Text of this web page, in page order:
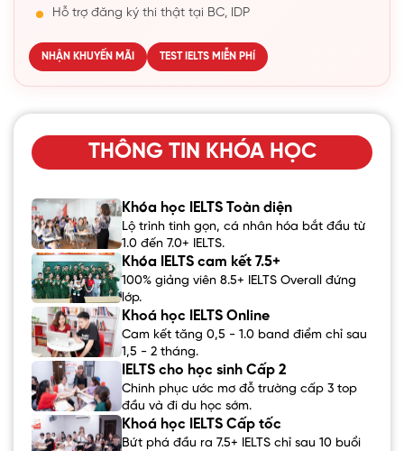
Hỗ trợ đăng ký thi thật tại BC, IDP
NHẬN KHUYẾN MÃI TEST IELTS MIỄN PHÍ
THÔNG TIN KHÓA HỌC
Khóa học IELTS Toàn diện
Lộ trình tinh gọn, cá nhân hóa bắt đầu từ
1.0 đến 7.0+ IELTS.
Khóa IELTS cam kết 7.5+
100% giảng viên 8.5+ IELTS Overall đứng
lớp.
Khoá học IELTS Online
Cam kết tăng 0,5 - 1.0 band điểm chỉ sau
1,5 - 2 tháng.
IELTS cho học sinh Cấp 2
Chinh phục ước mơ đỗ trường cấp 3 top
đầu và đi du học sớm.
Khoá học IELTS Cấp tốc
Bứt phá đầu ra 7.5+ IELTS chỉ sau 10 buổi